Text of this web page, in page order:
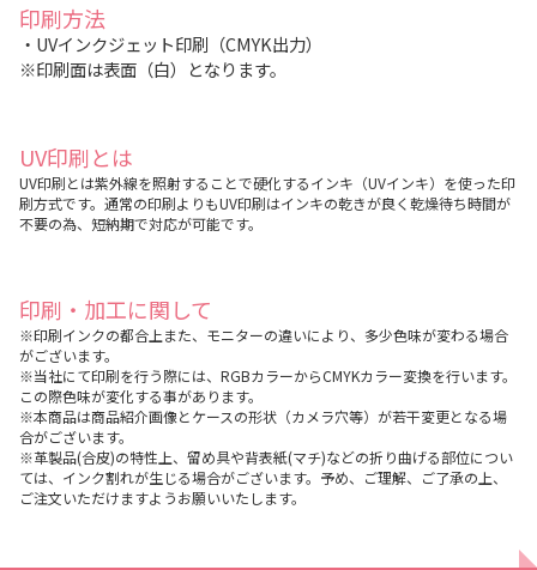
印刷方法
・UVインクジェット印刷（CMYK出力）
※印刷面は表面（白）となります。
UV印刷とは
UV印刷とは紫外線を照射することで硬化するインキ（UVインキ）を使った印
刷方式です。通常の印刷よりもUV印刷はインキの乾きが良く乾燥待ち時間が
不要の為、短納期で対応が可能です。
印刷・加工に関して
※印刷インクの都合上また、モニターの違いにより、多少色味が変わる場合
がございます。
※当社にて印刷を行う際には、RGBカラーからCMYKカラー変換を行います。
この際色味が変化する事があります。
※本商品は商品紹介画像とケースの形状（カメラ穴等）が若干変更となる場
合がございます。
※革製品(合皮)の特性上、留め具や背表紙(マチ)などの折り曲げる部位につい
ては、インク割れが生じる場合がございます。予め、ご理解、ご了承の上、
ご注文いただけますようお願いいたします。